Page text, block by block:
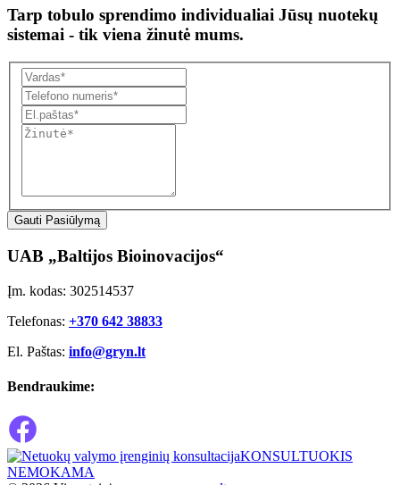
Tarp tobulo sprendimo individualiai Jūsų nuotekų
sistemai - tik viena žinutė mums.
Gauti Pasiūlymą
UAB „Baltijos Bioinovacijos“
Įm. kodas: 302514537
Telefonas: +370 642 38833
El. Paštas: info@gryn.lt
Bendraukime:
KONSULTUOKIS
NEMOKAMA